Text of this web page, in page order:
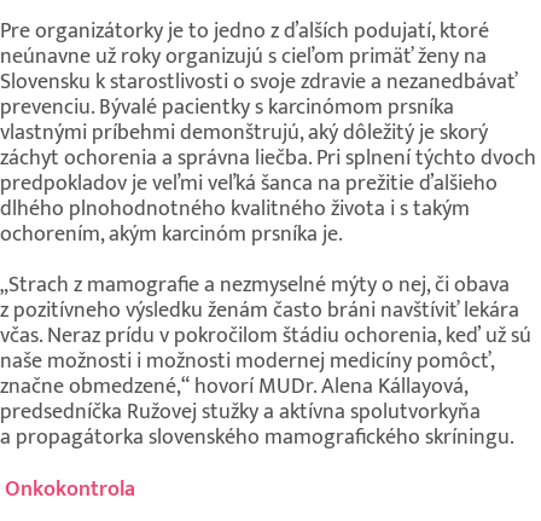
Pre organizátorky je to jedno z ďalších podujatí, ktoré
neúnavne už roky organizujú s cieľom primäť ženy na
Slovensku k starostlivosti o svoje zdravie a nezanedbávať
prevenciu. Bývalé pacientky s karcinómom prsníka
vlastnými príbehmi demonštrujú, aký dôležitý je skorý
záchyt ochorenia a správna liečba. Pri splnení týchto dvoch
predpokladov je veľmi veľká šanca na prežitie ďalšieho
dlhého plnohodnotného kvalitného života i s takým
ochorením, akým karcinóm prsníka je.
„Strach z mamografie a nezmyselné mýty o nej, či obava
z pozitívneho výsledku ženám často bráni navštíviť lekára
včas. Neraz prídu v pokročilom štádiu ochorenia, keď už sú
naše možnosti i možnosti modernej medicíny pomôcť,
značne obmedzené,“ hovorí MUDr. Alena Kállayová,
predsedníčka Ružovej stužky a aktívna spolutvorkyňa
a propagátorka slovenského mamografického skríningu.
Onkokontrola